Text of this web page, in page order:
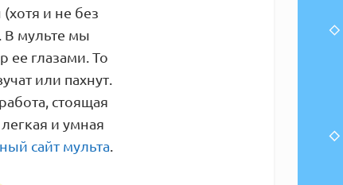
и не без
В мульте мы
глазами. То
или пахнут.
стоящая
и умная
сайт мульта